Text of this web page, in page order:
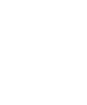
目安
り一
給 | セ
うが